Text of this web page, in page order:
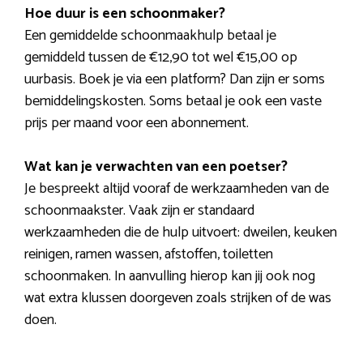
Hoe duur is een schoonmaker?
Een gemiddelde schoonmaakhulp betaal je
gemiddeld tussen de €12,90 tot wel €15,00 op
uurbasis. Boek je via een platform? Dan zijn er soms
bemiddelingskosten. Soms betaal je ook een vaste
prijs per maand voor een abonnement.
Wat kan je verwachten van een poetser?
Je bespreekt altijd vooraf de werkzaamheden van de
schoonmaakster. Vaak zijn er standaard
werkzaamheden die de hulp uitvoert: dweilen, keuken
reinigen, ramen wassen, afstoffen, toiletten
schoonmaken. In aanvulling hierop kan jij ook nog
wat extra klussen doorgeven zoals strijken of de was
doen.